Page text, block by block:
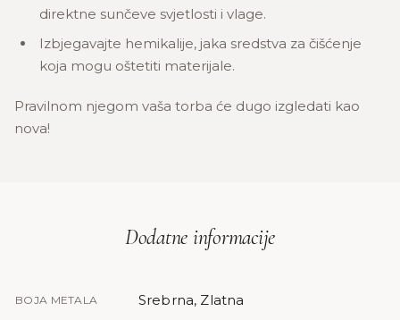
direktne sunčeve svjetlosti i vlage.
Izbjegavajte hemikalije, jaka sredstva za čišćenje
koja mogu oštetiti materijale.
Pravilnom njegom vaša torba će dugo izgledati kao
nova!
Dodatne informacije
BOJA METALA Srebrna, Zlatna